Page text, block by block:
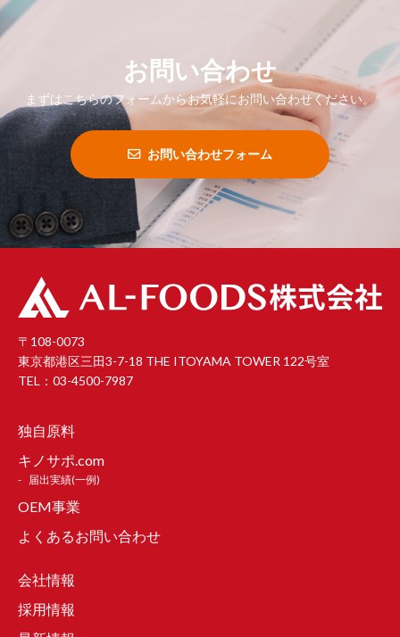
お問い合わせ
まずはこちらのフォームからお気軽にお問い合わせください。
お問い合わせフォーム
〒108-0073
東京都港区三田3-7-18 THE ITOYAMA TOWER 122号室
TEL：03-4500-7987
独自原料
キノサポ.com
届出実績(一例)
OEM事業
よくあるお問い合わせ
会社情報
採用情報